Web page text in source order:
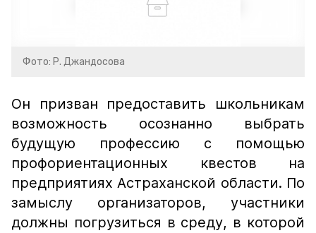
Фото: Р. Джандосова
Он призван предоставить школьникам
возможность осознанно выбрать
будущую профессию с помощью
профориентационных квестов на
предприятиях Астраханской области. По
замыслу организаторов, участники
должны погрузиться в среду, в которой